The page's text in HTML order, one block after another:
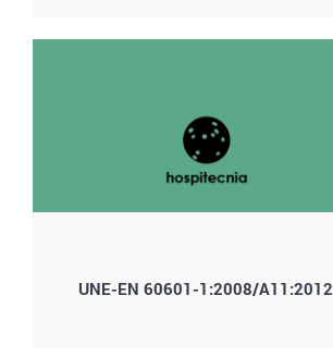
UNE-EN 60601-1:2008/A11:2012